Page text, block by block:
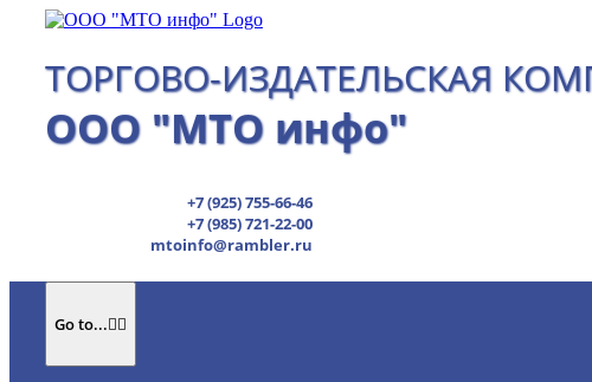
ТОРГОВО-ИЗДАТЕЛЬСКАЯ
ООО "МТО инфо"
+7 (925) 755-66-46
+7 (985) 721-22-00
mtoinfo@rambler.ru
Go to...